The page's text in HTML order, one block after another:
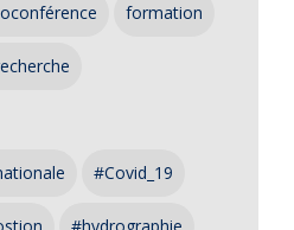
formation
#Covid_19